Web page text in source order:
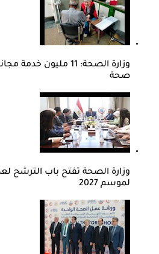
صحة
وزارة الصحة تفتح باب الترشح
لموسم 2027